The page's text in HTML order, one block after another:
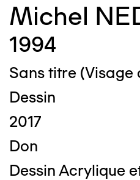
Michel
1994
Sans titre (Visage
Dessin
2017
Don
Dessin Acrylique